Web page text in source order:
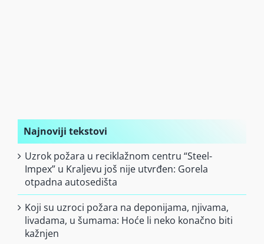
Najnoviji tekstovi
Uzrok požara u reciklažnom centru “Steel-
Impex” u Kraljevu još nije utvrđen: Gorela
otpadna autosedišta
Koji su uzroci požara na deponijama, njivama,
livadama, u šumama: Hoće li neko konačno biti
kažnjen